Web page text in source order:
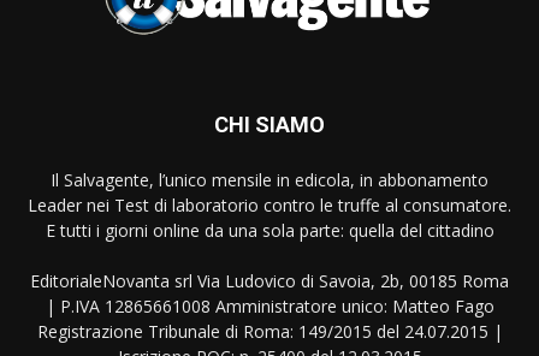
CHI SIAMO
Il Salvagente, l’unico mensile in edicola, in abbonamento
Leader nei Test di laboratorio contro le truffe al consumatore.
E tutti i giorni online da una sola parte: quella del cittadino
EditorialeNovanta srl Via Ludovico di Savoia, 2b, 00185 Roma
| P.IVA 12865661008 Amministratore unico: Matteo Fago
Registrazione Tribunale di Roma: 149/2015 del 24.07.2015 |